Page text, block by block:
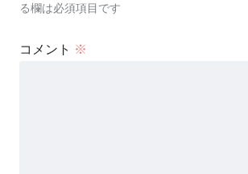
る欄は必須項目です
コメント ※